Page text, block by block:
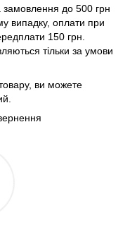
замовлення до 500 грн
випадку, оплати при
150 грн.
тільки за умови
ви можете